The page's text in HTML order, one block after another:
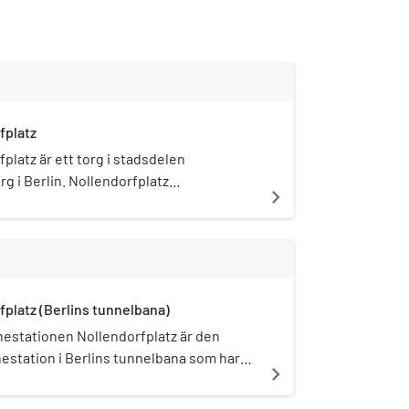
är ett torg i stadsdelen
i Berlin. Nollendorfplatz
(tyska: Hochbahn) och Neues
har olika klubbar. Nollendorfplatz är
navigate_next
(Berlins tunnelbana)
Nollendorfplatz är den
i Berlins tunnelbana som har
U3 och U4. Nollendorfplatz
navigate_next